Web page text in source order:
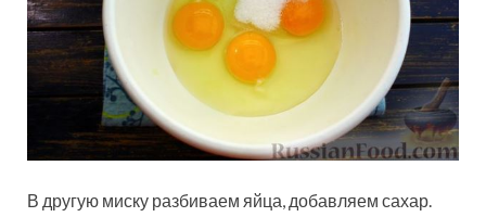
В другую миску разбиваем яйца, добавляем сахар.